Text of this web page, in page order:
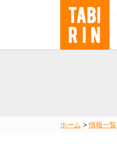
地図から検索
ホーム >情報一覧